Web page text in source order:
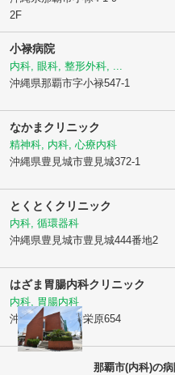
2F
小禄病院
内科, 眼科, 整形外科, ...
沖縄県那覇市字小禄547-1
なかまクリニック
精神科, 内科, 心療内科
沖縄県豊見城市豊見城372-1
とくとくクリニック
内科, 循環器科
沖縄県豊見城市豊見城444番地2
はざま胃腸内科クリニック
内科, 胃腸内科
沖縄県那覇市 宇栄原654
那覇市(内科)の